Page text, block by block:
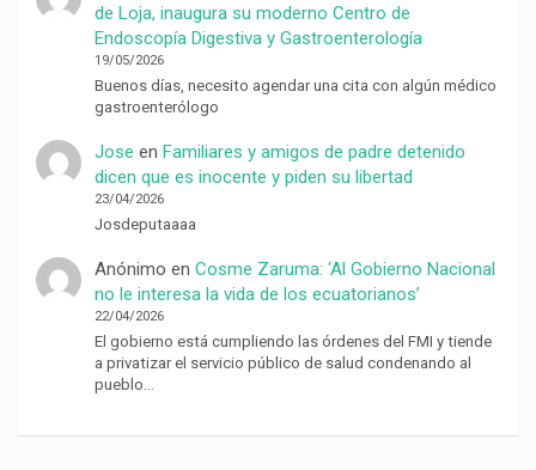
de Loja, inaugura su moderno Centro de
Endoscopía Digestiva y Gastroenterología
19/05/2026
Buenos días, necesito agendar una cita con algún médico
gastroenterólogo
Jose en Familiares y amigos de padre detenido
dicen que es inocente y piden su libertad
23/04/2026
Josdeputaaaa
Anónimo en Cosme Zaruma: ‘Al Gobierno Nacional
no le interesa la vida de los ecuatorianos’
22/04/2026
El gobierno está cumpliendo las órdenes del FMI y tiende
a privatizar el servicio público de salud condenando al
pueblo…